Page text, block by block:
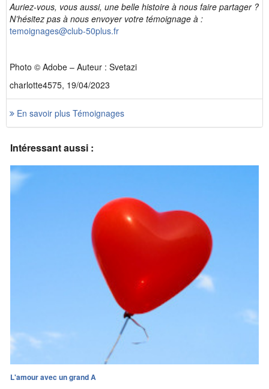
Auriez-vous, vous aussi, une belle histoire à nous faire partager ?
N’hésitez pas à nous envoyer votre témoignage à :
temoignages@club-50plus.fr
Photo © Adobe – Auteur : Svetazi
charlotte4575, 19/04/2023
En savoir plus Témoignages
Intéressant aussi :
L'amour avec un grand A